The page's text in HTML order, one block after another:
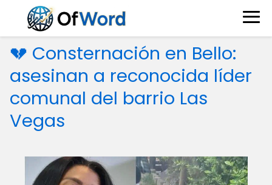
💔 Consternación en Bello:
asesinan a reconocida líder
comunal del barrio Las
Vegas